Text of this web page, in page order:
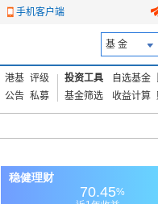
手机客户端
基 金
港基 评级
公告 私募
投资工具 自选基金
基金筛选
收益计算